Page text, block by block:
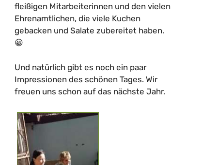
fleißigen Mitarbeiterinnen und den vielen
Ehrenamtlichen, die viele Kuchen
gebacken und Salate zubereitet haben.
😀
Und natürlich gibt es noch ein paar
Impressionen des schönen Tages. Wir
freuen uns schon auf das nächste Jahr.